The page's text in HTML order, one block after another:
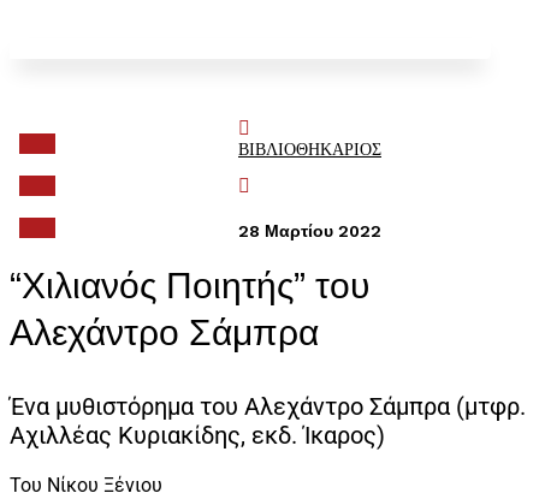

ΒΙΒΛΙΟΘΗΚΑΡΙΟΣ

28 Μαρτίου 2022
“Χιλιανός Ποιητής” του
Αλεχάντρο Σάμπρα
Ένα μυθιστόρημα του Αλεχάντρο Σάμπρα (μτφρ.
Αχιλλέας Κυριακίδης, εκδ. Ίκαρος)
Του Νίκου Ξένιου